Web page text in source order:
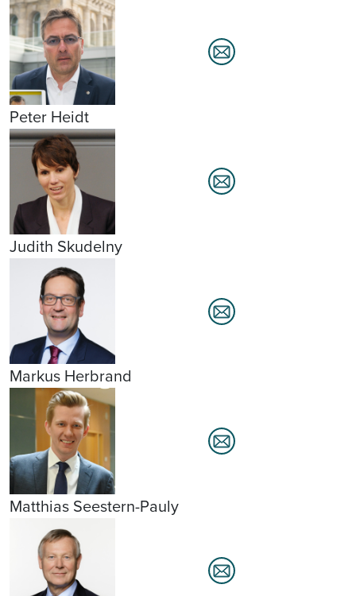
Peter Heidt
Judith Skudelny
Markus Herbrand
Matthias Seestern-Pauly